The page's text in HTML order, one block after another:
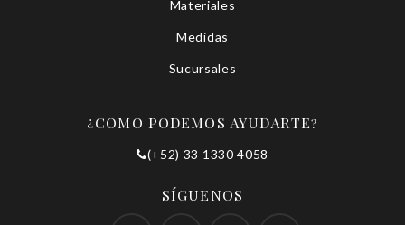
Materiales
Medidas
Sucursales
¿COMO PODEMOS AYUDARTE?
(+52) 33 1330 4058
SÍGUENOS